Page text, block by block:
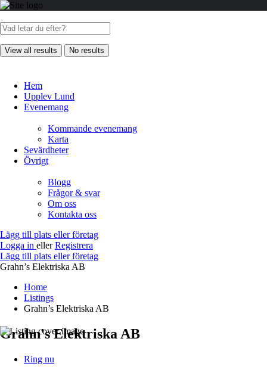
View all results No results
Hem
Upplev Lund
Evenemang
Kommande evenemang
Karta
Sevärdheter
Övrigt
Blogg
Frågor & svar
Om oss
Kontakta oss
Lägg till plats eller företag
Logga in eller Registrera
Lägg till plats eller företag
Grahn’s Elektriska AB
Home
Listings
Grahn’s Elektriska AB
Grahn's Elektriska AB
Ring nu